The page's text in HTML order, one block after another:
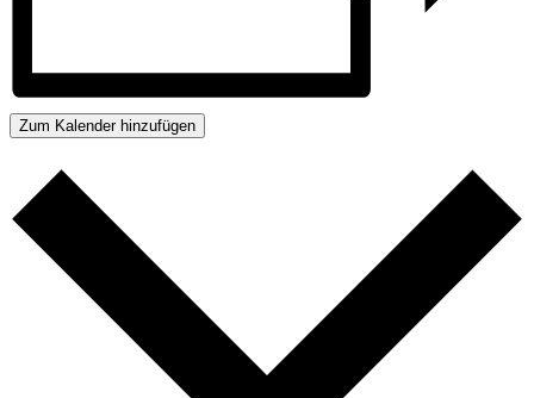
Zum Kalender hinzufügen